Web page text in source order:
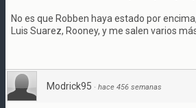
No es que Robben haya estado por
Luis Suarez, Rooney, y me salen varios
Modrick95 · hace 456 semanas